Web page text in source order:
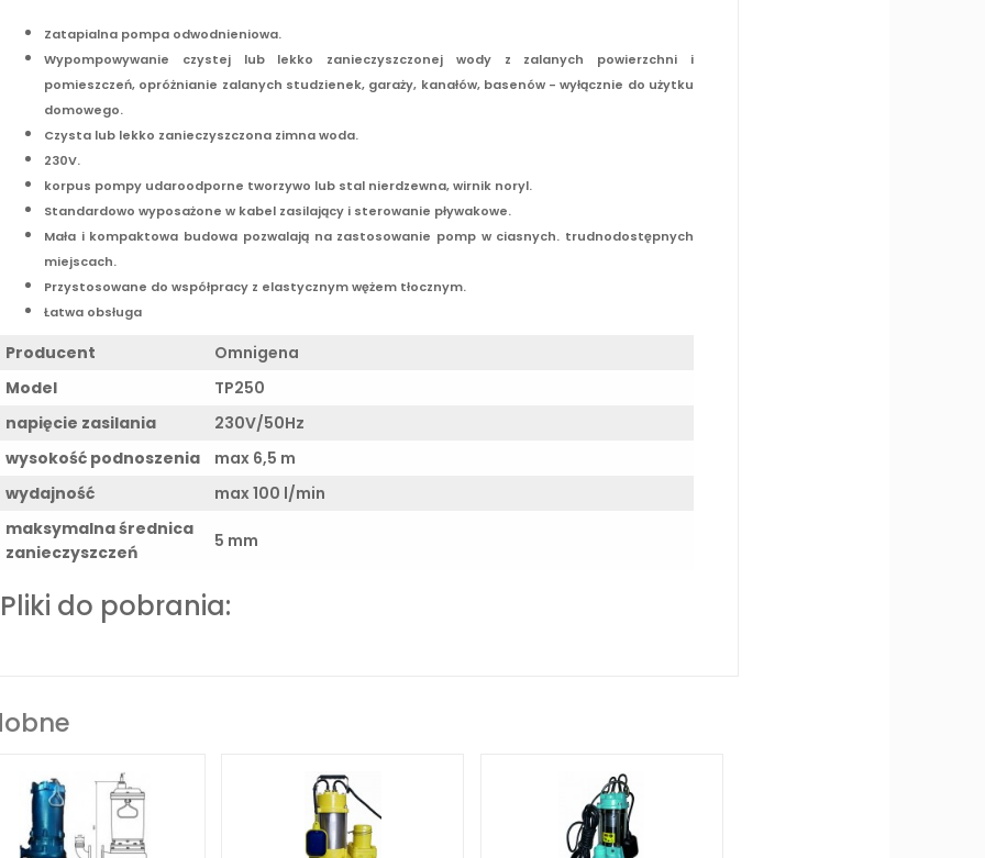
Zatapialna pompa odwodnieniowa.
Wypompowywanie czystej lub lekko zanieczyszczonej wody z zalanych powierzchni i
pomieszczeń, opróżnianie zalanych studzienek, garaży, kanałów, basenów - wyłącznie do użytku
domowego.
Czysta lub lekko zanieczyszczona zimna woda.
230V.
korpus pompy udaroodporne tworzywo lub stal nierdzewna, wirnik noryl.
Standardowo wyposażone w kabel zasilający i sterowanie pływakowe.
Mała i kompaktowa budowa pozwalają na zastosowanie pomp w ciasnych. trudnodostępnych
miejscach.
Przystosowane do współpracy z elastycznym wężem tłocznym.
Łatwa obsługa
Producent
Omnigena
Model
TP250
napięcie zasilania
230V/50Hz
wysokość podnoszenia
max 6,5 m
wydajność
max 100 l/min
maksymalna średnica
zanieczyszczeń
5 mm
Pliki do pobrania: